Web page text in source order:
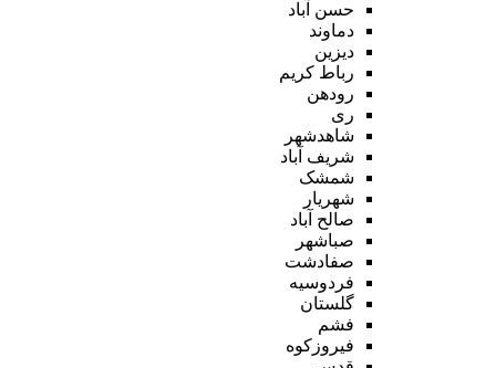
حسن آباد
دماوند
دیزین
رباط کریم
رودهن
ری
شاهدشهر
شریف آباد
شمشک
شهریار
صالح آباد
صباشهر
صفادشت
فردوسیه
گلستان
فشم
فیروزکوه